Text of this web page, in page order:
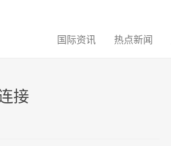
国际资讯 热点新闻
接